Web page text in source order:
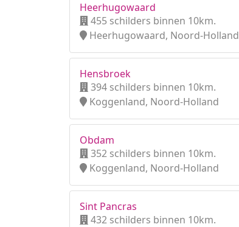
Heerhugowaard
455 schilders binnen 10km.
Heerhugowaard, Noord-Holland
Hensbroek
394 schilders binnen 10km.
Koggenland, Noord-Holland
Obdam
352 schilders binnen 10km.
Koggenland, Noord-Holland
Sint Pancras
432 schilders binnen 10km.